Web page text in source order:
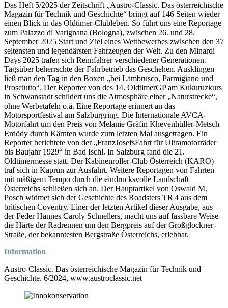
Das Heft 5/2025 der Zeitschrift „Austro-Classic. Das österreichische
Magazin für Technik und Geschichte“ bringt auf 146 Seiten wieder
einen Blick in das Oldtimer-Clubleben. So führt uns eine Reportage
zum Palazzo di Varignana (Bologna), zwischen 26. und 28.
September 2025 Start und Ziel eines Wettbewerbes zwischen den 37
seltensten und legendärsten Fahrzeugen der Welt. Zu den Minardi
Days 2025 trafen sich Rennfahrer verschiedener Generationen.
Tagsüber beherrschte der Fahrbetrieb das Geschehen. Ausklingen
ließ man den Tag in den Boxen „bei Lambrusco, Parmigiano und
Prosciutto“. Der Reporter von des 14. OldtimerGP am Kukuruzkurs
in Schwanstadt schildert uns die Atmosphäre einer „Naturstrecke“,
ohne Werbetafeln o.ä. Eine Reportage erinnert an das
Motorsportfestival am Salzburgring. Die Internationale AVCA-
Motorfahrt um den Preis von Melanie Gräfin Khevenhüller-Metsch
Erdödy durch Kärnten wurde zum letzten Mal ausgetragen. Ein
Reporter berichtete von der „FranzJosefsFahrt für Ultramotorräder
bis Baujahr 1929“ in Bad Ischl. In Salzburg fand die 21.
Oldtimermesse statt. Der Kabinenroller-Club Österreich (KARO)
traf sich in Kaprun zur Ausfahrt. Weitere Reportagen von Fahrten
mit mäßigem Tempo durch die eindrucksvolle Landschaft
Österreichs schließen sich an. Der Hauptartikel von Oswald M.
Posch widmet sich der Geschichte des Roadsters TR 4 aus dem
britischen Coventry. Einer der letzten Artikel dieser Ausgabe, aus
der Feder Hannes Caroly Schnellers, macht uns auf fassbare Weise
die Härte der Radrennen um den Bergpreis auf der Großglockner-
Straße, der bekanntesten Bergstraße Österreichs, erlebbar.
Information
Austro-Classic. Das österreichische Magazin für Technik und
Geschichte. 6/2024, www.austroclassic.net